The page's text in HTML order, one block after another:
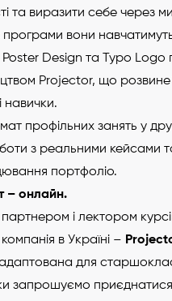
та виразити себе через
програми вони
Poster Design та Typo Logo
Projector, що розвине
навички.
профільних занять у
з реальними кейсами
портфоліо.
– онлайн.
і лектором
в Україні –
для
запрошуємо приєднатися